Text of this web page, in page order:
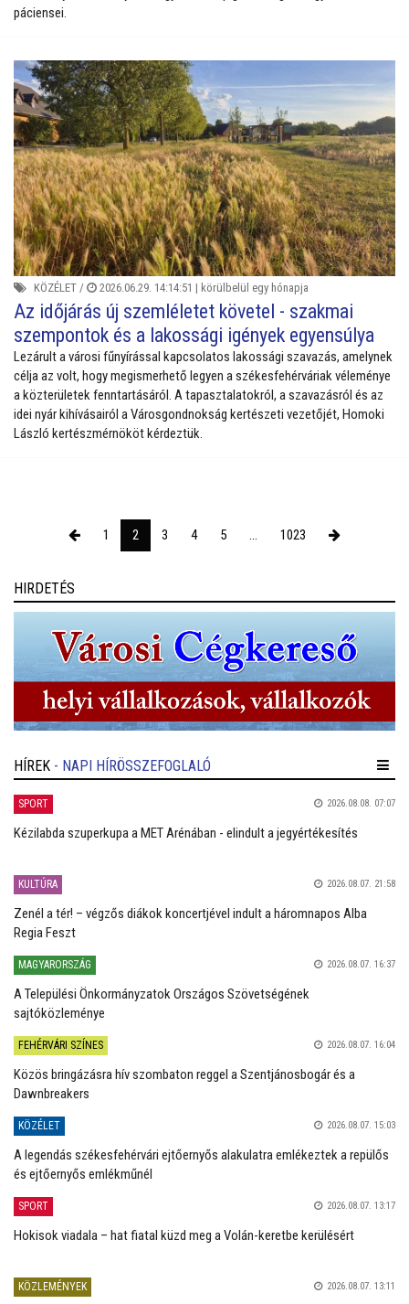
páciensei.
KÖZÉLET / 2026.06.29. 14:14:51 | körülbelül egy hónapja
Az időjárás új szemléletet követel - szakmai
szempontok és a lakossági igények egyensúlya
Lezárult a városi fűnyírással kapcsolatos lakossági szavazás, amelynek
célja az volt, hogy megismerhető legyen a székesfehérváriak véleménye
a közterületek fenntartásáról. A tapasztalatokról, a szavazásról és az
idei nyár kihívásairól a Városgondnokság kertészeti vezetőjét, Homoki
László kertészmérnököt kérdeztük.
1 2 3 4 5 ... 1023
HIRDETÉS
HÍREK - NAPI HÍRÖSSZEFOGLALÓ
SPORT 2026.08.08. 07:07
Kézilabda szuperkupa a MET Arénában - elindult a jegyértékesítés
KULTÚRA 2026.08.07. 21:58
Zenél a tér! – végzős diákok koncertjével indult a háromnapos Alba
Regia Feszt
MAGYARORSZÁG 2026.08.07. 16:37
A Települési Önkormányzatok Országos Szövetségének
sajtóközleménye
FEHÉRVÁRI SZÍNES 2026.08.07. 16:04
Közös bringázásra hív szombaton reggel a Szentjánosbogár és a
Dawnbreakers
KÖZÉLET 2026.08.07. 15:03
A legendás székesfehérvári ejtőernyős alakulatra emlékeztek a repülős
és ejtőernyős emlékműnél
SPORT 2026.08.07. 13:17
Hokisok viadala – hat fiatal küzd meg a Volán-keretbe kerülésért
KÖZLEMÉNYEK 2026.08.07. 13:11